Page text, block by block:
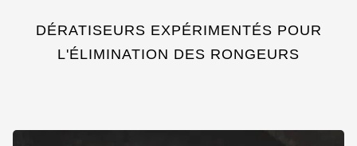
DÉRATISEURS EXPÉRIMENTÉS POUR
L'ÉLIMINATION DES RONGEURS